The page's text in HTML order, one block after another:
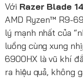
Với Razer Blade
AMD Ryzen™ R9-
lý mạnh nhất của
luồng cùng xung
6900HX là vũ khí
ra hiệu quả, không